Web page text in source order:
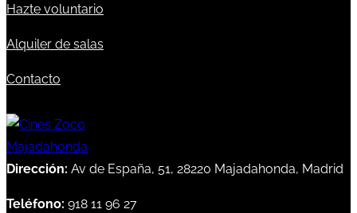
Hazte voluntario
Alquiler de salas
Contacto
Dirección: Av de España, 51, 28220 Majadahonda, Madrid
Teléfono: 918 11 96 27